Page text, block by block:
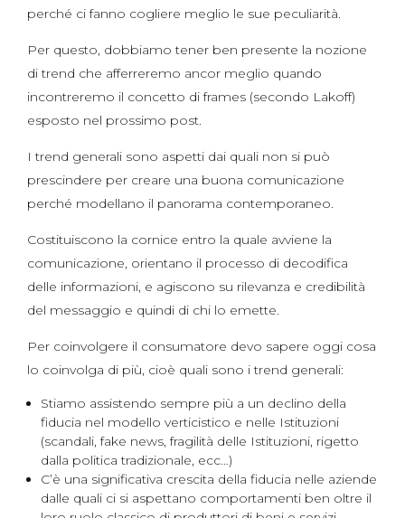
perché ci fanno cogliere meglio le sue peculiarità.
Per questo, dobbiamo tener ben presente la nozione
di trend che afferreremo ancor meglio quando
incontreremo il concetto di frames (secondo Lakoff)
esposto nel prossimo post.
I trend generali sono aspetti dai quali non si può
prescindere per creare una buona comunicazione
perché modellano il panorama contemporaneo.
Costituiscono la cornice entro la quale avviene la
comunicazione, orientano il processo di decodifica
delle informazioni, e agiscono su rilevanza e credibilità
del messaggio e quindi di chi lo emette.
Per coinvolgere il consumatore devo sapere oggi cosa
lo coinvolga di più, cioè quali sono i trend generali:
Stiamo assistendo sempre più a un declino della
fiducia nel modello verticistico e nelle Istituzioni
(scandali, fake news, fragilità delle Istituzioni, rigetto
dalla politica tradizionale, ecc…)
C’è una significativa crescita della fiducia nelle aziende
dalle quali ci si aspettano comportamenti ben oltre il